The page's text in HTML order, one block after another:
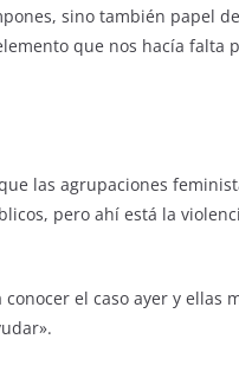
sino también papel
que nos hacía falta
las agrupaciones
pero ahí está la
el caso ayer y ellas